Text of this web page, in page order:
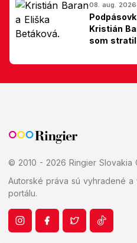
08. aug. 2026
Kristián
som
© 2010 - 2026 Ringier Slovakia
Autorské práva sú vyhradené
portálu.